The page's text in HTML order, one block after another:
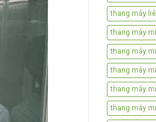
thang máy
thang máy
thang máy
thang máy
thang máy
thang máy